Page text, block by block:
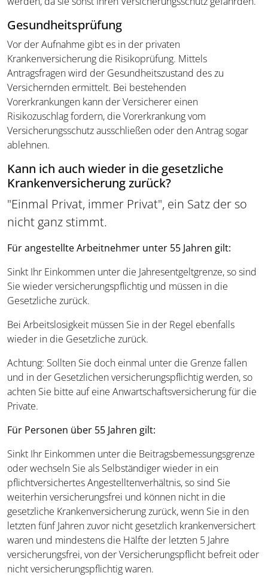
Gesundheitsprüfung
Vor der Aufnahme gibt es in der privaten
Krankenversicherung die Risikoprüfung. Mittels
Antragsfragen wird der Gesundheitszustand des zu
Versichernden ermittelt. Bei bestehenden
Vorerkrankungen kann der Versicherer einen
Risikozuschlag fordern, die Vorerkrankung vom
Versicherungsschutz ausschließen oder den Antrag sogar
ablehnen.
Kann ich auch wieder in die gesetzliche
Krankenversicherung zurück?
"Einmal Privat, immer Privat", ein Satz der so
nicht ganz stimmt.
Für angestellte Arbeitnehmer unter 55 Jahren gilt:
Sinkt Ihr Einkommen unter die Jahresentgeltgrenze, so sind
Sie wieder versicherungspflichtig und müssen in die
Gesetzliche zurück.
Bei Arbeitslosigkeit müssen Sie in der Regel ebenfalls
wieder in die Gesetzliche zurück.
Achtung: Sollten Sie doch einmal unter die Grenze fallen
und in der Gesetzlichen versicherungspflichtig werden, so
achten Sie bitte auf eine Anwartschaftsversicherung für die
Private.
Für Personen über 55 Jahren gilt:
Sinkt Ihr Einkommen unter die Beitragsbemessungsgrenze
oder wechseln Sie als Selbständiger wieder in ein
pflichtversichertes Angestelltenverhältnis, so sind Sie
weiterhin versicherungsfrei und können nicht in die
gesetzliche Krankenversicherung zurück, wenn Sie in den
letzten fünf Jahren zuvor nicht gesetzlich krankenversichert
waren und mindestens die Hälfte der letzten 5 Jahre
versicherungsfrei, von der Versicherungspflicht befreit oder
nicht versicherungspflichtig waren.